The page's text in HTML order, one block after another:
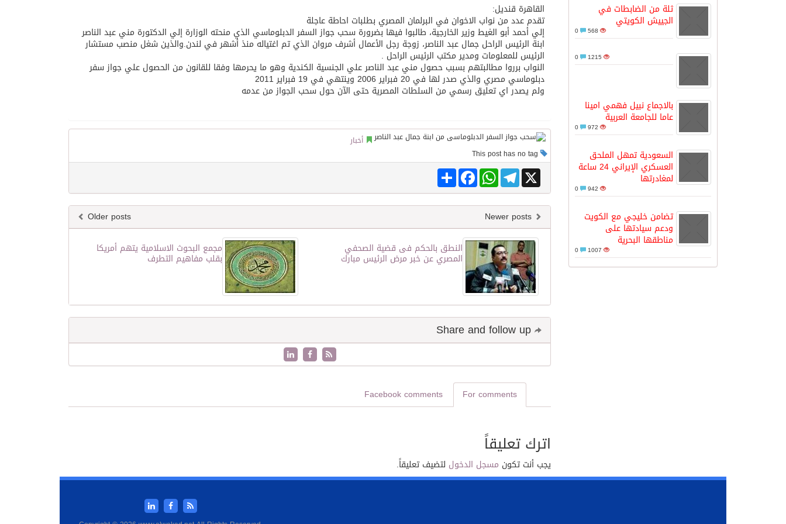
مدينة الملك سلمان للطاقة “سبارك” توقع اتفاقية تطوير مصانع جاهزة ومتخصصة في مجال الطاقة
كسوة الكعبة تعتلي البيت العتيق
“سبيس إكس” تطلق 24 قمرًا صناعيًا جديدًا إلى الفضاء
ثلة من الضابطات في
الجييش الكويتي
568
1215
بالاجماع نبيل فهمي امينا
عاما للجامعة العربية
972
السعودية تمهل الملحق
العسكري الإيراني 24 ساعة
لمغادرتها
942
تضامن خليجي مع الكويت
ودعم سيادتها على
مناطقها البحرية
1007
القاهرة قنديل:
تقدم عدد من نواب الاخوان في البرلمان المصري بطلبات احاطة عاجلة
إلي أحمد أبو الغيط وزير الخارجية، طالبوا فيها بضرورة سحب جواز السفر الدبلوماسي الذي منحته الوزارة إلي الدكتورة مني عبد الناصر
ابنة الرئيس الراحل جمال عبد الناصر، زوجة رجل الأعمال أشرف مروان الذي تم اغتياله منذ أشهر في لندن.والذين شغل منصب مستشار
الرئيس للمعلومات ومدير مكتب الرئيس الراحل .
النواب برروا مطالبتهم بسبب حصول مني عبد الناصر علي الجنسية الكندية وهو ما يحرمها وفقا للقانون من الحصول علي جواز سفر
دبلوماسي مصري والذي صدر لها في 20 فبراير 2006 وينتهي في 19 فبراير 2011
ولم يصدر اي تعليق رسمي من السلطات المصرية حتى الآن حول سحب الجواز من عدمه
أخبار
Share
FacebookWhatsAppTelegram X
Older posts
مجمع البحوث الاسلامية يتهم أمريكا
بقلب مفاهيم التطرف
النطق بالحكم فى قضية الصحفي
المصري عن خبر مرض الرئيس مبارك
For comments
Facebook comments
اترك تعليقاً
يجب أنت تكون مسجل الدخول لتضيف تعليقاً.